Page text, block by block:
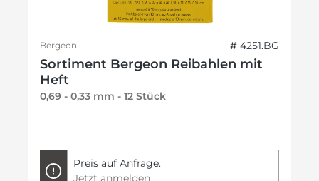
Bergeon # 4251.BG
Sortiment Bergeon Reibahlen mit
Heft
0,69 - 0,33 mm - 12 Stück
Preis auf Anfrage.
Jetzt anmelden